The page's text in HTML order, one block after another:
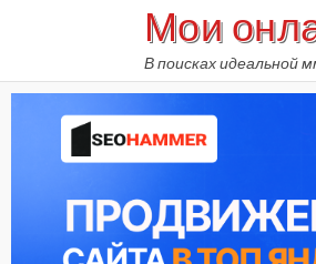
Мои
В поисках идеальной